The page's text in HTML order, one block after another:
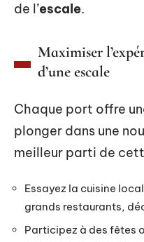
de l’escale.
Maximiser
d’une escale
Chaque port offre
plonger dans une
meilleur parti de
Essayez la cuisine
grands restaurants,
Participez à des fêtes